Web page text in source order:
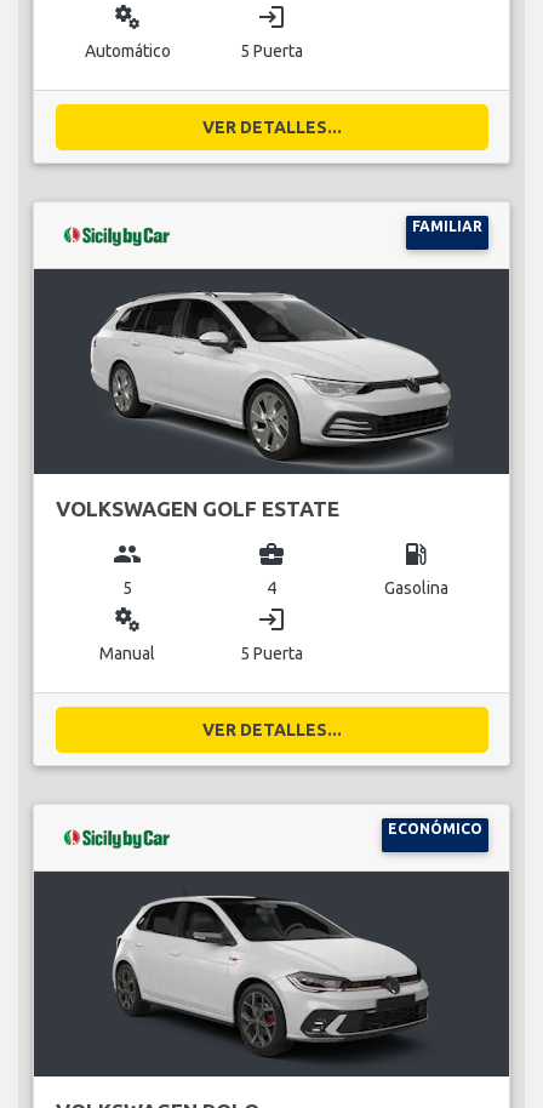
miscellaneous_services
Automático
login
5 Puerta
VER DETALLES...
FAMILIAR
VOLKSWAGEN GOLF ESTATE
group
5
business_center
4
local_gas_station
Gasolina
miscellaneous_services
Manual
login
5 Puerta
VER DETALLES...
ECONÓMICO